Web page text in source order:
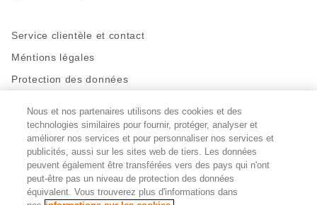
Service clientèle et contact
Méntions légales
Protection des données
Restez en contact!
Facebook
http://twitter.com/migros
https://www.youtube.com/user/
PinterestInstagram
Paramètres des cookies
Nous et nos partenaires utilisons des cookies et des
technologies similaires pour fournir, protéger, analyser et
améliorer nos services et pour personnaliser nos services et
publicités, aussi sur les sites web de tiers. Les données
peuvent également être transférées vers des pays qui n'ont
peut-être pas un niveau de protection des données
équivalent. Vous trouverez plus d'informations dans